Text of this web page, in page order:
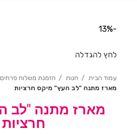
-13%
לחץ להגדלה
עמוד הבית חנות
הזמנת משלוח
מארז מתנה "לב העץ" מיקס חרציות
מארז מתנה "לב
חרציות
add_circle_outline הגדלת גופן
ניגודיות בהירה